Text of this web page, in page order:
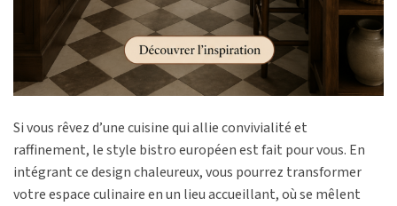
Si vous rêvez d’une cuisine qui allie convivialité et
raffinement, le style bistro européen est fait pour vous. En
intégrant ce design chaleureux, vous pourrez transformer
votre espace culinaire en un lieu accueillant, où se mêlent